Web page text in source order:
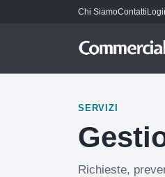
Chi SiamoContatti
SERVIZI
Richieste,